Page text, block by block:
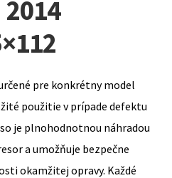
pre konkrétny model
použitie v prípade defektu
je plnohodnotnou náhradou
a umožňuje bezpečne
okamžitej opravy. Každé